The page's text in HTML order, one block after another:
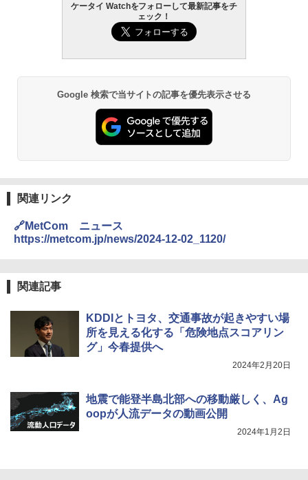
ケータイ Watchをフォローして最新記事をチ
ェック！
Google 検索で当サイトの記事を優先表示させる
関連リンク
🔗MetCom ニュース
https://metcom.jp/news/2024-12-02_1120/
関連記事
KDDIとトヨタ、交通事故が起きやすい場
所を見える化する「危険地点スコアリン
グ」今春提供へ
2024年2月20日
地震で能登半島北部への移動厳しく、Ag
oopが人流データの動画公開
2024年1月2日